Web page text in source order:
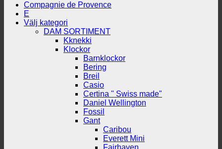
Compagnie de Provence
E
Välj kategori
DAM SORTIMENT
Kknekki
Klockor
Barnklockor
Bering
Breil
Casio
Certina " Swiss made"
Daniel Wellington
Fossil
Gant
Caribou
Everett Mini
Fairhaven